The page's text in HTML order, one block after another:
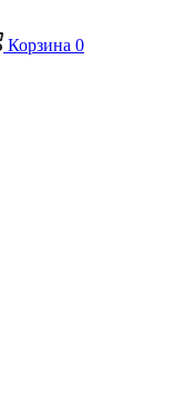
Корзина 0